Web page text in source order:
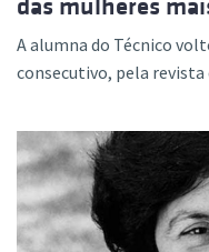
das mulheres
A alumna do Técnico
consecutivo, pela revista